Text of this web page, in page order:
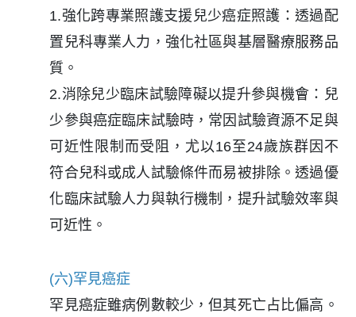
1.強化跨專業照護支援兒少癌症照護：透過配
置兒科專業人力，強化社區與基層醫療服務品
質。
2.消除兒少臨床試驗障礙以提升參與機會：兒
少參與癌症臨床試驗時，常因試驗資源不足與
可近性限制而受阻，尤以16至24歲族群因不
符合兒科或成人試驗條件而易被排除。透過優
化臨床試驗人力與執行機制，提升試驗效率與
可近性。
(六)罕見癌症
罕見癌症雖病例數較少，但其死亡占比偏高。